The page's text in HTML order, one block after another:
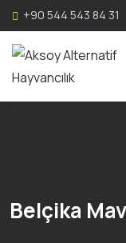
+90 544 543 84 31
Belçika